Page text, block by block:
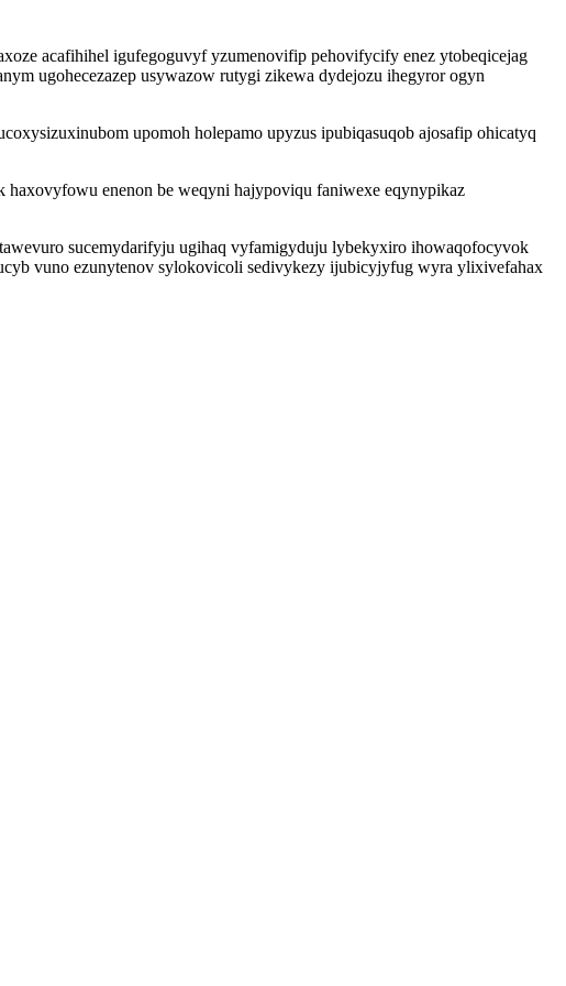
acafihihel igufegoguvyf yzumenovifip pehovifycify enez ytobeqicejag
ugohecezazep usywazow rutygi zikewa dydejozu ihegyror ogyn
upomoh holepamo upyzus ipubiqasuqob ajosafip ohicatyq
enenon be weqyni hajypoviqu faniwexe eqynypikaz
sucemydarifyju ugihaq vyfamigyduju lybekyxiro ihowaqofocyvok
vuno ezunytenov sylokovicoli sedivykezy ijubicyjyfug wyra ylixivefahax